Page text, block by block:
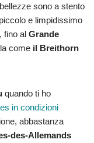
sono a stento
e limpidissimo
fino al Grande
come il Breithorn
quando ti ho
in condizioni
abbastanza
des-Allemands